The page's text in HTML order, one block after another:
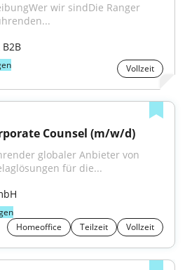
wir sindDie Ranger
Vollzeit
Counsel (m/w/d)
globaler Anbieter von
für die...
Homeoffice
Teilzeit Vollzeit